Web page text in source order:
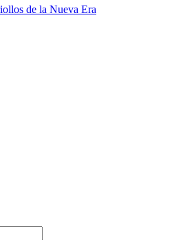
de la Nueva Era